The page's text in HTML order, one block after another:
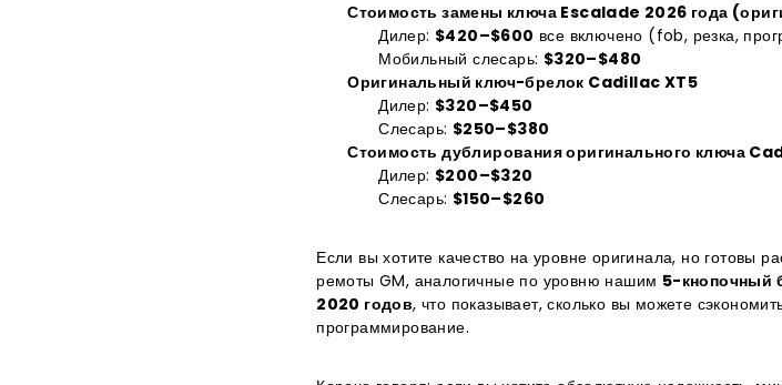
Стоимость замены ключа Escalade 2026 года
Дилер: $420–$600 все включено (fob, резка,
Мобильный слесарь: $320–$480
Оригинальный ключ-брелок Cadillac XT5
Дилер: $320–$450
Слесарь: $250–$380
Стоимость дублирования оригинального ключа
Дилер: $200–$320
Слесарь: $150–$260
Если вы хотите качество на уровне оригинала, но готовы
ремоты GM, аналогичные по уровню нашим 5-кнопочный
2020 годов, что показывает, сколько вы можете
программирование.